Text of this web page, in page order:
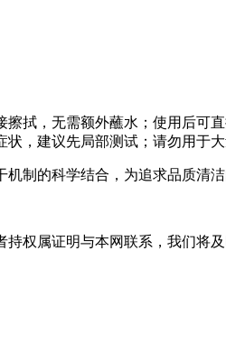
拭，无需额外蘸水；使用后可
，建议先局部测试；请勿用于大
制的科学结合，为追求品质清
权属证明与本网联系，我们将